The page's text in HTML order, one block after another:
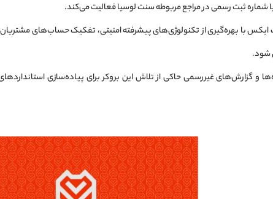
شماره ثبت رسمی در مراجع مربوطه سنت لوسیا فعالیت می‌کند.
شود.
و گزارش‌های غیررسمی حاکی از تلاش این بروکر برای پیاده‌سازی